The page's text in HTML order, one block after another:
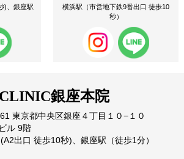
)、銀座駅
横浜駅（市営地下鉄9番出口 徒歩10
秒）
銀座本院
東京都中央区銀座４丁目１０−１０
ル 9階
出口 徒歩10秒)、銀座駅（徒歩1分）